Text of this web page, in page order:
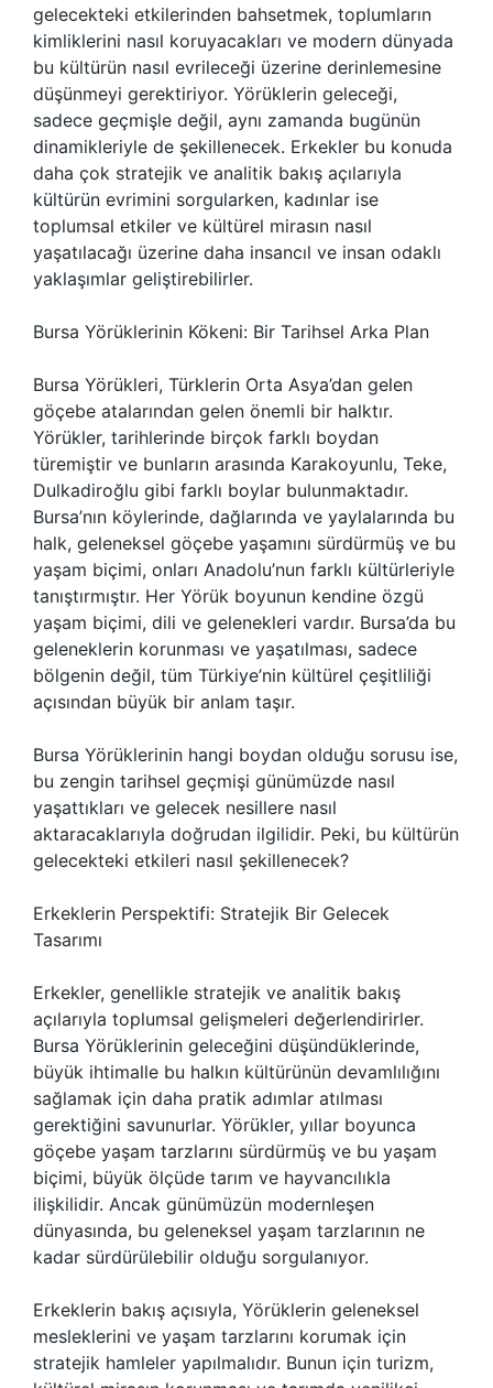
gelecekteki etkilerinden bahsetmek, toplumların
kimliklerini nasıl koruyacakları ve modern dünyada
bu kültürün nasıl evrileceği üzerine derinlemesine
düşünmeyi gerektiriyor. Yörüklerin geleceği,
sadece geçmişle değil, aynı zamanda bugünün
dinamikleriyle de şekillenecek. Erkekler bu konuda
daha çok stratejik ve analitik bakış açılarıyla
kültürün evrimini sorgularken, kadınlar ise
toplumsal etkiler ve kültürel mirasın nasıl
yaşatılacağı üzerine daha insancıl ve insan odaklı
yaklaşımlar geliştirebilirler.
Bursa Yörüklerinin Kökeni: Bir Tarihsel Arka Plan
Bursa Yörükleri, Türklerin Orta Asya’dan gelen
göçebe atalarından gelen önemli bir halktır.
Yörükler, tarihlerinde birçok farklı boydan
türemiştir ve bunların arasında Karakoyunlu, Teke,
Dulkadiroğlu gibi farklı boylar bulunmaktadır.
Bursa’nın köylerinde, dağlarında ve yaylalarında bu
halk, geleneksel göçebe yaşamını sürdürmüş ve bu
yaşam biçimi, onları Anadolu’nun farklı kültürleriyle
tanıştırmıştır. Her Yörük boyunun kendine özgü
yaşam biçimi, dili ve gelenekleri vardır. Bursa’da bu
geleneklerin korunması ve yaşatılması, sadece
bölgenin değil, tüm Türkiye’nin kültürel çeşitliliği
açısından büyük bir anlam taşır.
Bursa Yörüklerinin hangi boydan olduğu sorusu ise,
bu zengin tarihsel geçmişi günümüzde nasıl
yaşattıkları ve gelecek nesillere nasıl
aktaracaklarıyla doğrudan ilgilidir. Peki, bu kültürün
gelecekteki etkileri nasıl şekillenecek?
Erkeklerin Perspektifi: Stratejik Bir Gelecek
Tasarımı
Erkekler, genellikle stratejik ve analitik bakış
açılarıyla toplumsal gelişmeleri değerlendirirler.
Bursa Yörüklerinin geleceğini düşündüklerinde,
büyük ihtimalle bu halkın kültürünün devamlılığını
sağlamak için daha pratik adımlar atılması
gerektiğini savunurlar. Yörükler, yıllar boyunca
göçebe yaşam tarzlarını sürdürmüş ve bu yaşam
biçimi, büyük ölçüde tarım ve hayvancılıkla
ilişkilidir. Ancak günümüzün modernleşen
dünyasında, bu geleneksel yaşam tarzlarının ne
kadar sürdürülebilir olduğu sorgulanıyor.
Erkeklerin bakış açısıyla, Yörüklerin geleneksel
mesleklerini ve yaşam tarzlarını korumak için
stratejik hamleler yapılmalıdır. Bunun için turizm,